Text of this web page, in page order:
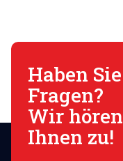
Haben Sie
Fragen?
Wir hören
Ihnen zu!